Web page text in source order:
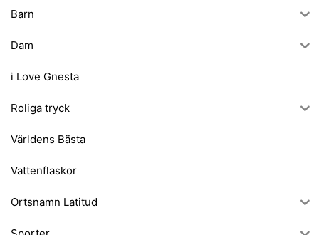
Barn
Dam
i Love Gnesta
Roliga tryck
Världens Bästa
Vattenflaskor
Ortsnamn Latitud